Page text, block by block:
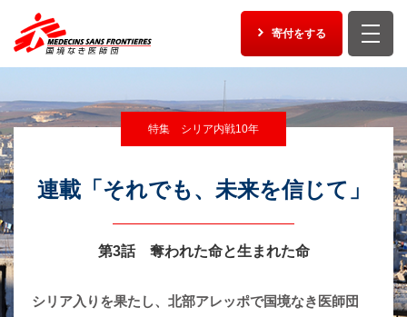
寄付をする
特集 シリア内戦10年
連載「それでも、未来を信じて」
第3話 奪われた命と生まれた命
シリア入りを果たし、北部アレッポで国境なき医師団